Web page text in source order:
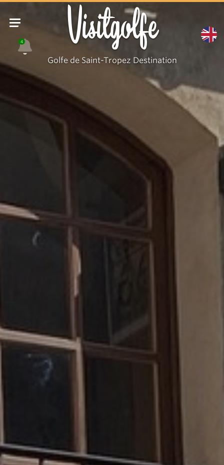
4 Visitgolfe
Golfe de Saint-Tropez Destination
Grignote